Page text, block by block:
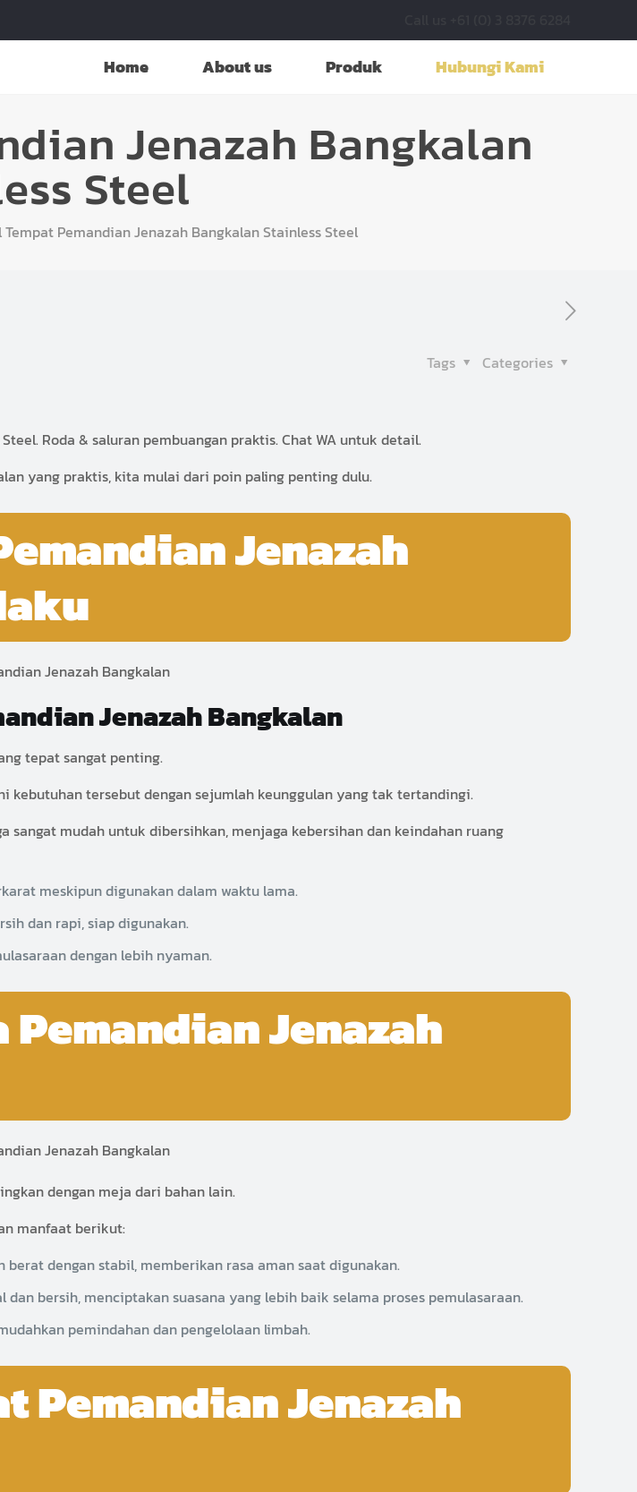
Home About us Produk Hubungi Kami
Jenazah Bangkalan
Steel
Tempat Pemandian Jenazah Bangkalan Stainless Steel
Categories
Tags
Roda & saluran pembuangan praktis. Chat WA untuk detail.
yang praktis, kita mulai dari poin paling penting dulu.
Jenazah
Jenazah Bangkalan
tepat sangat penting.
kebutuhan tersebut dengan sejumlah keunggulan yang tak tertandingi.
mudah untuk dibersihkan, menjaga kebersihan dan keindahan ruang
meskipun digunakan dalam waktu lama.
dan rapi, siap digunakan.
dengan lebih nyaman.
Jenazah
dengan meja dari bahan lain.
manfaat berikut:
dengan stabil, memberikan rasa aman saat digunakan.
bersih, menciptakan suasana yang lebih baik selama proses pemulasaraan.
pemindahan dan pengelolaan limbah.
Pemandian Jenazah